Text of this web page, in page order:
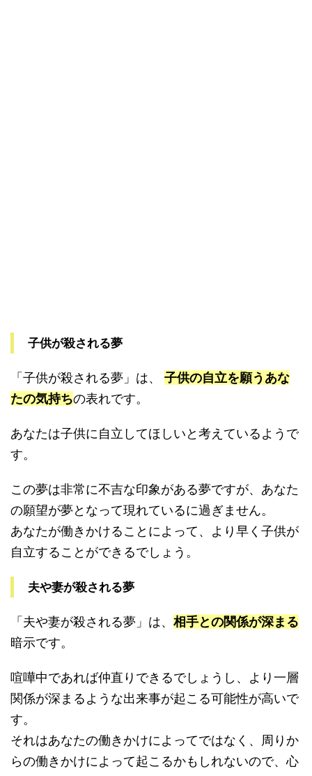
子供が殺される夢
「子供が殺される夢」は、 子供の自立を願うあな
たの気持ちの表れです。
あなたは子供に自立してほしいと考えているようで
す。
この夢は非常に不吉な印象がある夢ですが、あなた
の願望が夢となって現れているに過ぎません。
あなたが働きかけることによって、より早く子供が
自立することができるでしょう。
夫や妻が殺される夢
「夫や妻が殺される夢」は、 相手との関係が深まる
暗示です。
喧嘩中であれば仲直りできるでしょうし、より一層
関係が深まるような出来事が起こる可能性が高いで
す。
それはあなたの働きかけによってではなく、周りか
らの働きかけによって起こるかもしれないので、心